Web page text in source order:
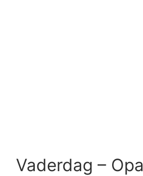
Vaderdag – Opa